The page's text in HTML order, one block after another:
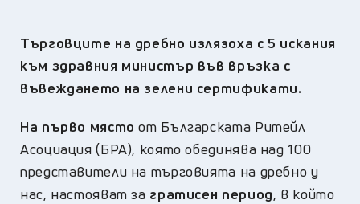
Търговците на дребно излязоха с 5 искания
към здравния министър във връзка с
въвеждането на зелени сертификати.
На първо мястоот Българската Ритейл
Асоциация (БРА), която обединява над 100
представители на търговията на дребно у
нас, настояват за гратисен период, в който